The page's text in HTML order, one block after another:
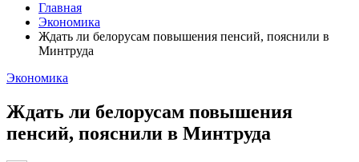
Главная
Экономика
Ждать ли белорусам повышения пенсий, пояснили в
Минтруда
Экономика
Ждать ли белорусам повышения
пенсий, пояснили в Минтруда